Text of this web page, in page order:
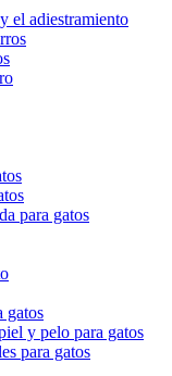
el adiestramiento
para gatos
gatos
y pelo para gatos
para gatos